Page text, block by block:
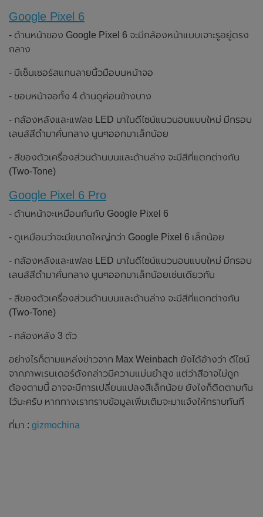
Google Pixel 6
- ด้านหน้าของ Google Pixel 6 จะมีกล้องหน้าแบบเจาะรูอยู่ตรง
กลาง
- มีเซ็นเซอร์สแกนลายนิ้วมือบนหน้าจอ
- ขอบหน้าจอทั้ง 4 ด้านดูค่อนข้างบาง
- กล้องหลังและแฟลช LED มาในดีไซน์แนวนอนแบบใหม่ มีกรอบ
เลนส์สีดำมาคั่นกลาง นูนๆออกมาเล็กน้อย
- สีของตัวเครื่องส่วนด้านบนและด้านล่าง จะมีสีที่แตกต่างกัน
(Two-Tone)
Google Pixel 6 Pro
- ด้านหน้าจะเหมือนกันกับ Google Pixel 6
- ดูเหมือนว่าจะมีขนาดใหญ่กว่า Google Pixel 6 เล็กน้อย
- กล้องหลังและแฟลช LED มาในดีไซน์แนวนอนแบบใหม่ มีกรอบ
เลนส์สีดำมาคั่นกลาง นูนๆออกมาเล็กน้อยเช่นเดียวกัน
- สีของตัวเครื่องส่วนด้านบนและด้านล่าง จะมีสีที่แตกต่างกัน
(Two-Tone)
- กล้องหลัง 3 ตัว
อย่างไรก็ตามแหล่งข่าวจาก Max Weinbach ยังได้อ้างว่า ดีไซน์
จากภาพเรนเดอร์ดังกล่าวมีความแม่นยำสูง แต่ว่าสีอาจไม่ถูก
ต้องตามนี้ อาจจะมีการเปลี่ยนแปลงสีเล็กน้อย ยังไงก็ติดตามกัน
ไว้นะครับ หากทางเราทราบข้อมูลเพิ่มเติมจะมาแจ้งให้ทราบทันที
ที่มา : gizmochina